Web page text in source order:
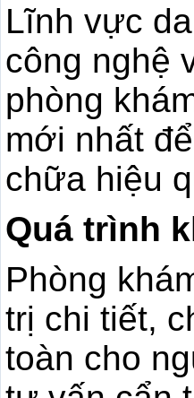
Lĩnh vực
công nghệ
phòng
mới nhất
chữa hiệu
Quá trình
Phòng
trị chi tiết,
toàn cho